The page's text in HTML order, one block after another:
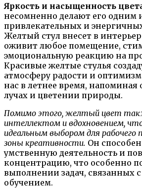
Яркость и насыщенность
несомненно делают его одним
привлекательных и
Желтый стул внесет в
оживит любое помещение,
эмоциональную реакцию на
Красивые желтые стулья
атмосферу радости и
нас в летнее время, напоминая
лучах и цветении природы.
Помимо этого, желтый цвет
интеллектом и вдохновением,
идеальным выбором для рабочего
зоны креативности. Он
умственную деятельность и
концентрацию, что особенно
выполнении задач, связанных
обучением.